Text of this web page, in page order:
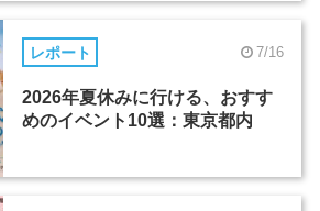
レポート 7/16
2026年夏休みに行ける、おすす
めのイベント10選：東京都内